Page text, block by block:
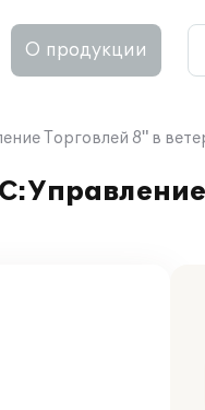
О продукции
Торговлей 8" в